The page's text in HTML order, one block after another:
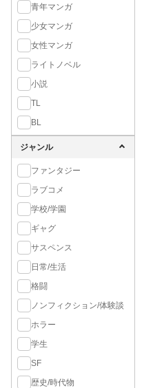
青年マンガ
少女マンガ
女性マンガ
ライトノベル
小説
TL
BL
ジャンル
ファンタジー
ラブコメ
学校/学園
ギャグ
サスペンス
日常/生活
格闘
ノンフィクション/体験談
ホラー
学生
SF
歴史/時代物